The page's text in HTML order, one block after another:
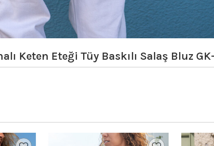
Keten Eteği Tüy Baskılı Salaş Bluz